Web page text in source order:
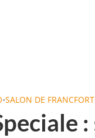
•SALON DE FRANCFORT